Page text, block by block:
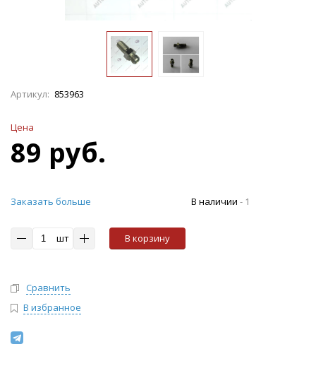
Артикул: 853963
Цена
89 руб.
Заказать больше
шт В корзину
В наличии - 1
Сравнить
В избранное